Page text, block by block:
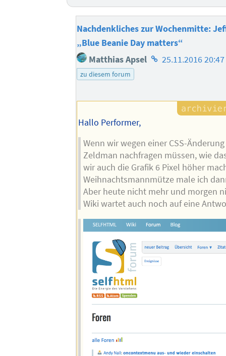
Nachdenkliches zur Wochenmitte:
„Blue Beanie Day matters“
Matthias Apsel Homepage
25.11.2016 20:47
zu diesem forum
Hallo Performer,
Wenn wir wegen einer CSS-
Zeldman nachfragen müssen, wie
wir auch die Grafik 6 Pixel höher
Weihnachtsmannmütze male ich
Aber heute nicht mehr und morgen
Wiki wartet auch noch auf eine